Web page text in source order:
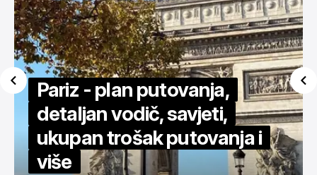
Za 450€ povratno u New
York - detaljan vodič